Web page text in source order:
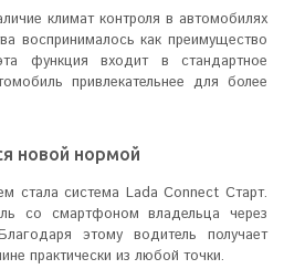
климат контроля в автомобилях
воспринималось как преимущество
функция входит в стандартное
привлекательнее для более
новой нормой
стала система Lada Connect Старт.
со смартфоном владельца через
этому водитель получает
практически из любой точки.